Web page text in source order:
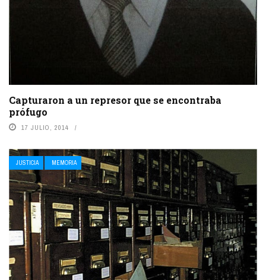
Capturaron a un represor que se encontraba
prófugo
17 JULIO, 2014
JUSTICIA MEMORIA